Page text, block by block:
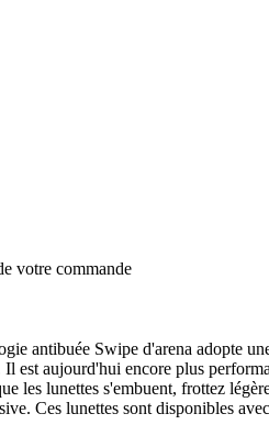
votre commande
antibuée Swipe d'arena adopte
est aujourd'hui encore plus
lunettes s'embuent, frottez
Ces lunettes sont disponibles